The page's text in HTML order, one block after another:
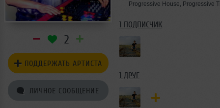
2
ПОДДЕРЖАТЬ АРТИСТА
ЛИЧНОЕ СООБЩЕНИЕ
Progressive House, Progressive
1 ПОДПИСЧИК
1 ДРУГ